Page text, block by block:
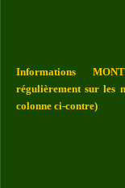
Informations
régulièrement sur les
colonne ci-contre)